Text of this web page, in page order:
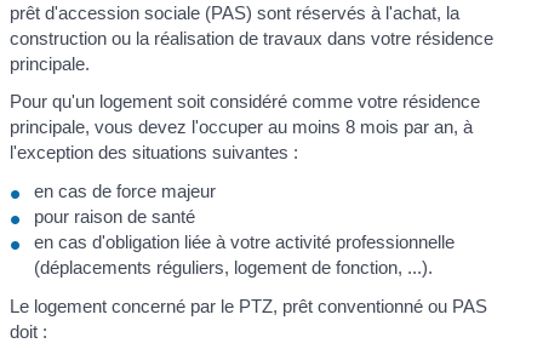
prêt d'accession sociale (PAS) sont réservés à l'achat, la
construction ou la réalisation de travaux dans votre résidence
principale.
Pour qu'un logement soit considéré comme votre résidence
principale, vous devez l'occuper au moins 8 mois par an, à
l'exception des situations suivantes :
en cas de force majeur
pour raison de santé
en cas d'obligation liée à votre activité professionnelle
(déplacements réguliers, logement de fonction, ...).
Le logement concerné par le PTZ, prêt conventionné ou PAS
doit :